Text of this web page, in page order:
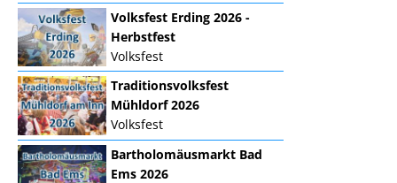
Volksfest Erding 2026 -
Herbstfest
Volksfest
Traditionsvolksfest
Mühldorf 2026
Volksfest
Bartholomäusmarkt Bad
Ems 2026